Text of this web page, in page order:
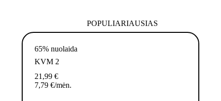
POPULIARIAUSIAS
65% nuolaida
KVM 2
21,99 €
7,79 €/mėn.